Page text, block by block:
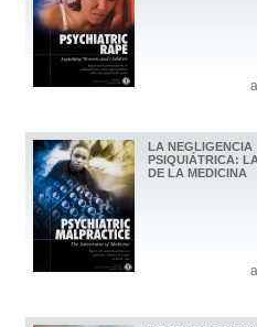
LA NEGLIGENCIA
PSIQUIÁTRICA:
DE LA MEDICINA